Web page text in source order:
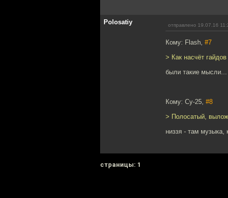
Polosatiy отправлено 19.07.16
Кому: Flash, #7
> Как насчёт
были такие мысли...
Кому: Су-25, #8
> Полосатый,
низзя - там музыка,
cтраницы: 1